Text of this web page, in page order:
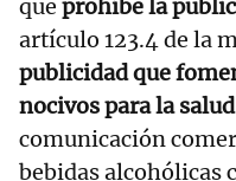
que prohíbe la
artículo 123.4 de la
publicidad que
nocivos para la salud
comunicación
bebidas alcohólicas